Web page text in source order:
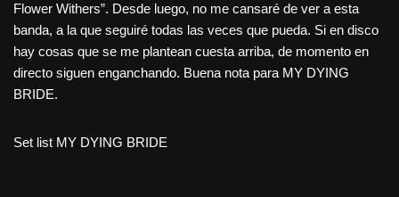
Flower Withers”. Desde luego, no me cansaré de ver a esta
banda, a la que seguiré todas las veces que pueda. Si en disco
hay cosas que se me plantean cuesta arriba, de momento en
directo siguen enganchando. Buena nota para MY DYING
BRIDE.
Set list MY DYING BRIDE